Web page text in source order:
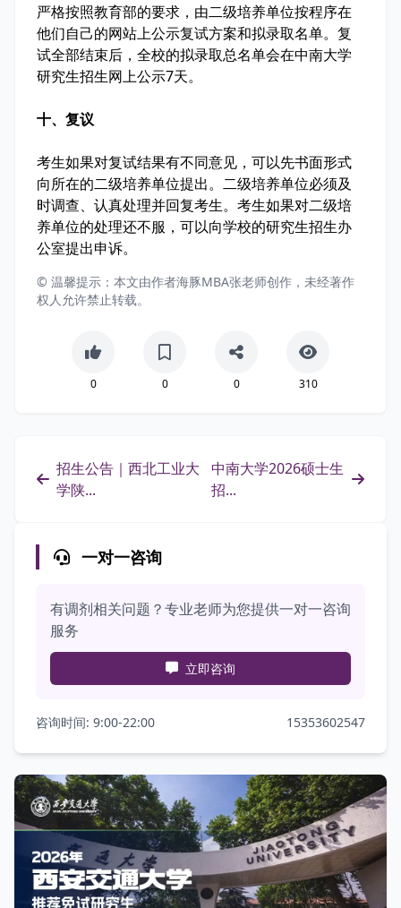
严格按照教育部的要求，由二级培养单位按程序在
他们自己的网站上公示复试方案和拟录取名单。复
试全部结束后，全校的拟录取总名单会在中南大学
研究生招生网上公示7天。
十、复议
考生如果对复试结果有不同意见，可以先书面形式
向所在的二级培养单位提出。二级培养单位必须及
时调查、认真处理并回复考生。考生如果对二级培
养单位的处理还不服，可以向学校的研究生招生办
公室提出申诉。
© 温馨提示：本文由作者海豚MBA张老师创作，未经著作
权人允许禁止转载。
0 0 0 310
招生公告｜西北工业大
学陕...
中南大学2026硕士生
招...
一对一咨询
有调剂相关问题？专业老师为您提供一对一咨询
服务
立即咨询
咨询时间: 9:00-22:00 15353602547